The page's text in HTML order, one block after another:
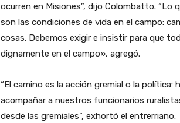
ocurren en Misiones”, dijo Colombatto. “Lo
son las condiciones de vida en el campo:
cosas. Debemos exigir e insistir para que
dignamente en el campo», agregó.
“El camino es la acción gremial o la política:
acompañar a nuestros funcionarios
desde las gremiales”, exhortó el entrerriano.